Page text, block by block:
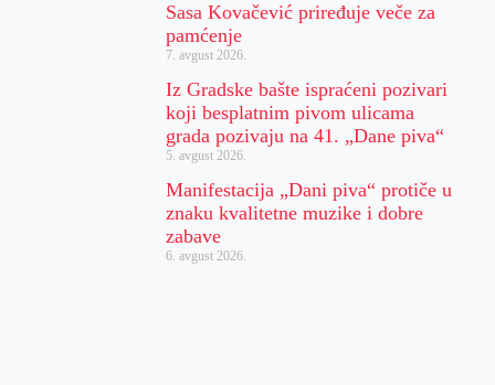
Sasa Kovačević priređuje veče za
pamćenje
7. avgust 2026.
Iz Gradske bašte ispraćeni pozivari
koji besplatnim pivom ulicama
grada pozivaju na 41. „Dane piva“
5. avgust 2026.
Manifestacija „Dani piva“ protiče u
znaku kvalitetne muzike i dobre
zabave
6. avgust 2026.